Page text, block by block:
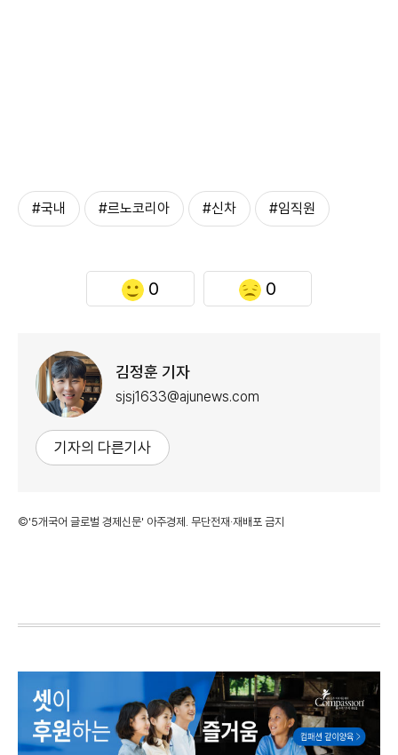
#국내 #르노코리아 #신차 #임직원
0 0
김정훈 기자
sjsj1633@ajunews.com
기자의 다른기사
©'5개국어 글로벌 경제신문' 아주경제. 무단전재·재배포 금지